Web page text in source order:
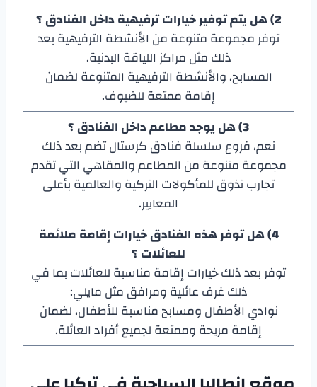
2) هل يتم توفير خيارات ترفيهية داخل الفنادق ؟
توفر مجموعة متنوعة من الأنشطة الترفيهية بعد
ذلك مثل مراكز اللياقة البدنية.
المسابح، والأنشطة الترفيهية المتنوعة لضمان
إقامة ممتعة للضيوف.
3) هل يوجد مطاعم داخل الفنادق ؟
نعم، فروع سلسلة فنادق كرستال تضم بعد ذلك
مجموعة متنوعة من المطاعم والمقاهي التي تقدم
تجارب تذوق للمأكولات التركية والعالمية بأعلى
المعايير.
4) هل توفر هذه الفنادق خيارات إقامة ملائمة
للعائلات ؟
توفر بعد ذلك خيارات إقامة مناسبة للعائلات بما في
ذلك غرف عائلية ومرافق مثل مايلي:
نوادي الأطفال ومسابح مناسبة للأطفال، لضمان
إقامة مريحة وممتعة لجميع أفراد العائلة.